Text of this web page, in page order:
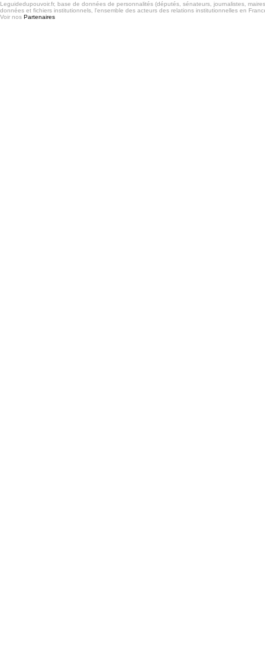
Leguidedupouvoir.fr, base de données de personnalités (députés, sénateurs, journalistes,
données et fichiers institutionnels, l'ensemble des acteurs des relations institutionnelles en
Voir nos Partenaires